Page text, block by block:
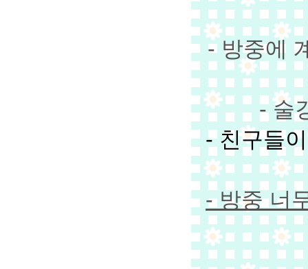
- 방중에
- 술
- 친구들
- 방중 너